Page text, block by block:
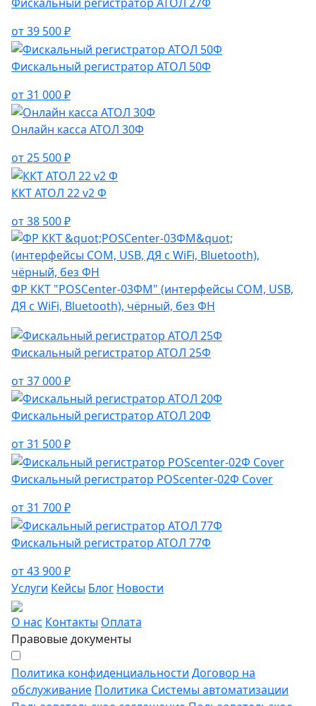
от 39 500 ₽
Фискальный регистратор АТОЛ 50Ф
от 31 000 ₽
Онлайн касса АТОЛ 30Ф
от 25 500 ₽
ККТ АТОЛ 22 v2 Ф
от 38 500 ₽
ФР ККТ "POSCenter-03ФМ" (интерфейсы COM, USB,
ДЯ с WiFi, Bluetooth), чёрный, без ФН
Фискальный регистратор АТОЛ 25Ф
от 37 000 ₽
Фискальный регистратор АТОЛ 20Ф
от 31 500 ₽
Фискальный регистратор POScenter-02Ф Cover
от 31 700 ₽
Фискальный регистратор АТОЛ 77Ф
от 43 900 ₽
Услуги Кейсы Блог Новости
О нас Контакты Оплата
Правовые документы
Политика конфиденциальности Договор на
обслуживание Политика Системы автоматизации